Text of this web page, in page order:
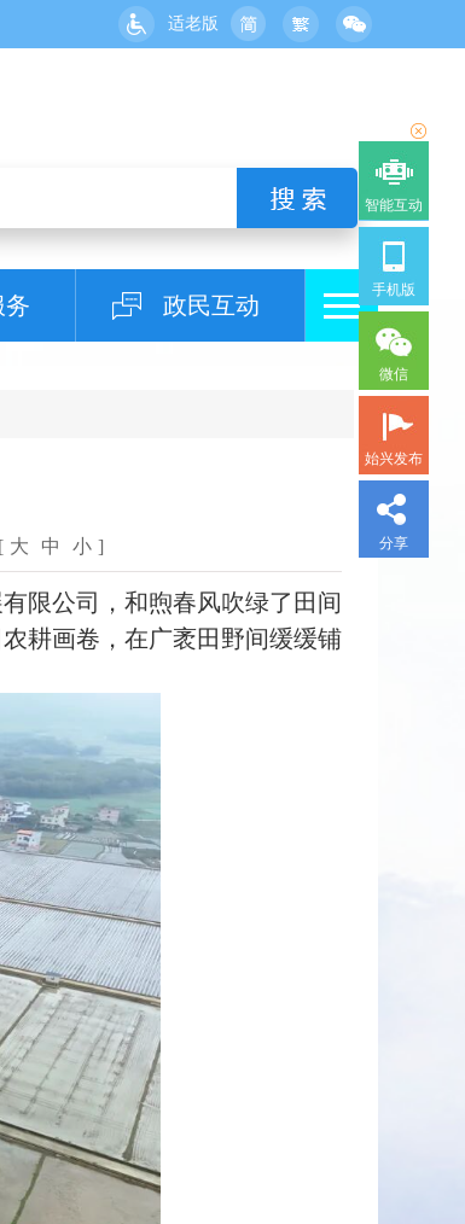
适老版
务 政民互动
大 中 小 ]
限公司，和煦春风吹绿了田间
耕画卷，在广袤田野间缓缓铺
智能互动
手机版
微信
始兴发布
分享